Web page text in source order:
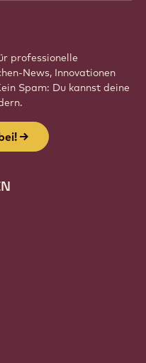
professionelle
News, Innovationen
Spam: Du kannst deine